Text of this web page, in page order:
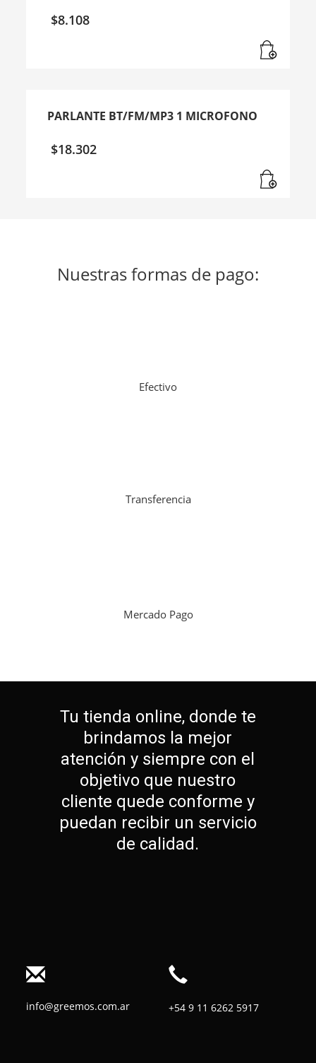
$8.108
PARLANTE BT/FM/MP3 1 MICROFONO
$18.302
Nuestras formas de pago:
Efectivo
Transferencia
Mercado Pago
Tu tienda online, donde te
brindamos la mejor
atención y siempre con el
objetivo que nuestro
cliente quede conforme y
puedan recibir un servicio
de calidad.
info@greemos.com.ar +54 9 11 6262 5917